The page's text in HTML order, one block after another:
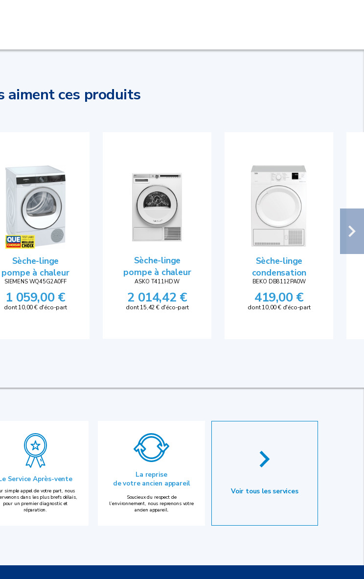
aiment ces produits
Sèche-linge
pompe à chaleur
SIEMENS WQ45G2A0FF
1 059,00 €
dont 10,00 € d'éco-part
Sèche-linge
pompe à chaleur
ASKO T411HD.W
2 014,42 €
dont 15,42 € d'éco-part
Sèche-linge
condensation
BEKO DB8112PA0W
419,00 €
dont 10,00 € d'éco-part
Service Après-vente
simple appel de votre part, nous
dans les plus brefs délais,
pour un premier diagnostic et
réparation.
La reprise
de votre ancien appareil
Soucieux du respect de
l’environnement, nous reprenons votre
ancien appareil.
Voir tous les services